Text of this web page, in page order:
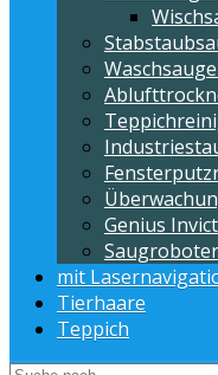
Genius
mit
Tierhaare
Teppich